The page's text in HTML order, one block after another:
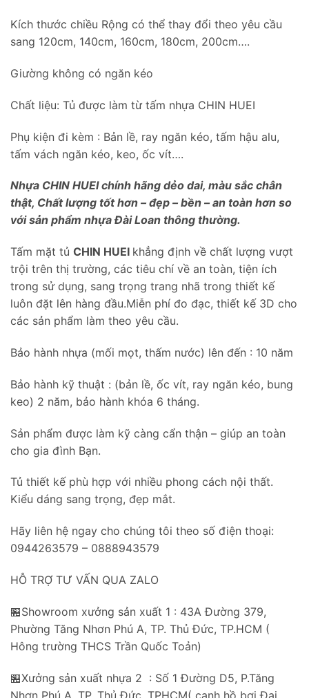
Kích thước chiều Rộng có thể thay đổi theo yêu cầu
sang 120cm, 140cm, 160cm, 180cm, 200cm….
Giường không có ngăn kéo
Chất liệu: Tủ được làm từ tấm nhựa CHIN HUEI
Phụ kiện đi kèm : Bản lề, ray ngăn kéo, tấm hậu alu,
tấm vách ngăn kéo, keo, ốc vít….
Nhựa CHIN HUEI chính hãng dẻo dai, màu sắc chân
thật, Chất lượng tốt hơn – đẹp – bền – an toàn hơn so
với sản phẩm nhựa Đài Loan thông thường.
Tấm mặt tủ CHIN HUEI khẳng định về chất lượng vượt
trội trên thị trường, các tiêu chí về an toàn, tiện ích
trong sử dụng, sang trọng trang nhã trong thiết kế
luôn đặt lên hàng đầu.Miễn phí đo đạc, thiết kế 3D cho
các sản phẩm làm theo yêu cầu.
Bảo hành nhựa (mối mọt, thấm nước) lên đến : 10 năm
Bảo hành kỹ thuật : (bản lề, ốc vít, ray ngăn kéo, bung
keo) 2 năm, bảo hành khóa 6 tháng.
Sản phẩm được làm kỹ càng cẩn thận – giúp an toàn
cho gia đình Bạn.
Tủ thiết kế phù hợp với nhiều phong cách nội thất.
Kiểu dáng sang trọng, đẹp mắt.
Hãy liên hệ ngay cho chúng tôi theo số điện thoại:
0944263579 – 0888943579
HỖ TRỢ TƯ VẤN QUA ZALO
🏪Showroom xưởng sản xuất 1 : 43A Đường 379,
Phường Tăng Nhơn Phú A, TP. Thủ Đức, TP.HCM (
Hông trường THCS Trần Quốc Toản)
🏪Xưởng sản xuất nhựa 2 : Số 1 Đường D5, P.Tăng
Nhơn Phú A, TP. Thủ Đức, TPHCM( cạnh hồ bơi Đại